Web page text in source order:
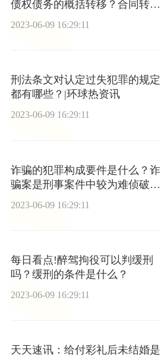
债权债务的概括转移？合同转让
2023-06-09 16:29:11
刑法条文对认定过失犯罪的规定
都有哪些？|环球热资讯
2023-06-09 16:29:11
诈骗的犯罪构成要件是什么？诈
骗案是刑事案件中较为难侦破的
2023-06-09 16:29:11
每日看点!醉驾拘役可以判缓刑
吗？缓刑的条件是什么？
2023-06-09 16:29:11
天天速讯：给付彩礼后未结婚是